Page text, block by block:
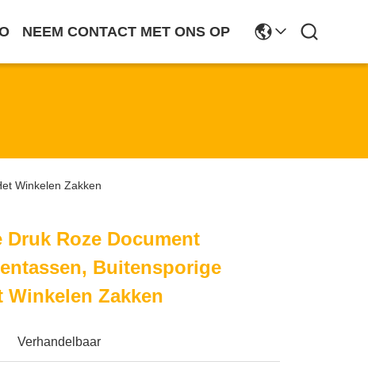
NEEM CONTACT MET ONS OP
Winkelen Zakken
Druk Roze Document
Buitensporige
Winkelen Zakken
Verhandelbaar